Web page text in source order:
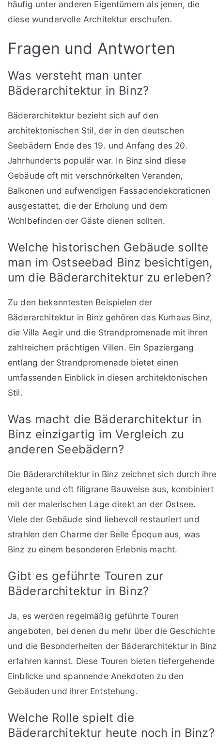
häufig unter anderen Eigentümern als jenen, die
diese wundervolle Architektur erschufen.
Fragen und Antworten
Was versteht man unter
Bäderarchitektur in Binz?
Bäderarchitektur bezieht sich auf den
architektonischen Stil, der in den deutschen
Seebädern Ende des 19. und Anfang des 20.
Jahrhunderts populär war. In Binz sind diese
Gebäude oft mit verschnörkelten Veranden,
Balkonen und aufwendigen Fassadendekorationen
ausgestattet, die der Erholung und dem
Wohlbefinden der Gäste dienen sollten.
Welche historischen Gebäude sollte
man im Ostseebad Binz besichtigen,
um die Bäderarchitektur zu erleben?
Zu den bekanntesten Beispielen der
Bäderarchitektur in Binz gehören das Kurhaus Binz,
die Villa Aegir und die Strandpromenade mit ihren
zahlreichen prächtigen Villen. Ein Spaziergang
entlang der Strandpromenade bietet einen
umfassenden Einblick in diesen architektonischen
Stil.
Was macht die Bäderarchitektur in
Binz einzigartig im Vergleich zu
anderen Seebädern?
Die Bäderarchitektur in Binz zeichnet sich durch ihre
elegante und oft filigrane Bauweise aus, kombiniert
mit der malerischen Lage direkt an der Ostsee.
Viele der Gebäude sind liebevoll restauriert und
strahlen den Charme der Belle Époque aus, was
Binz zu einem besonderen Erlebnis macht.
Gibt es geführte Touren zur
Bäderarchitektur in Binz?
Ja, es werden regelmäßig geführte Touren
angeboten, bei denen du mehr über die Geschichte
und die Besonderheiten der Bäderarchitektur in Binz
erfahren kannst. Diese Touren bieten tiefergehende
Einblicke und spannende Anekdoten zu den
Gebäuden und ihrer Entstehung.
Welche Rolle spielt die
Bäderarchitektur heute noch in Binz?